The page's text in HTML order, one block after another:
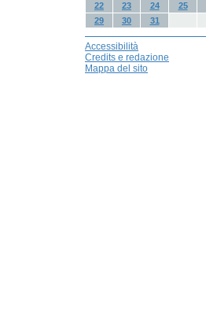
22
23 24 25
29
30 31
Accessibilità
Credits e redazione
Mappa del sito